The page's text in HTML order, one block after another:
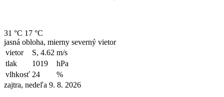
31 °C 17 °C
jasná obloha, mierny severný vietor
vietor
S, 4.62 m/s
tlak
1019
hPa
vlhkosť 24
%
zajtra, nedeľa 9. 8. 2026